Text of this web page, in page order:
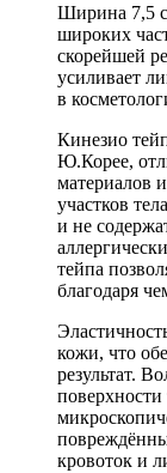
Ширина 7,5
широких
скорейшей
усиливает
в
Кинезио
Ю.Корее,
материалов
участков
и не
тейпа
благодаря
кожи, что
результат.
кровоток и